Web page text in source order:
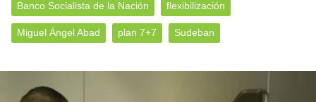
Banco Socialista de la Nación flexibilización
Miguel Ángel Abad plan 7+7 Sudeban